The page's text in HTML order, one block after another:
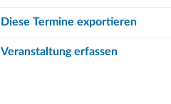
Diese Termine exportieren
Veranstaltung erfassen